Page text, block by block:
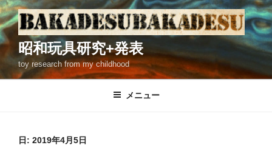
コ
ン
テ
ン
ツ
へ
昭和玩具研究+発表
toy research from my childhood
メニュー
日: 2019年4月5日